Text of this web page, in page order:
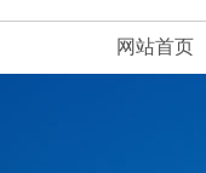
网站首页